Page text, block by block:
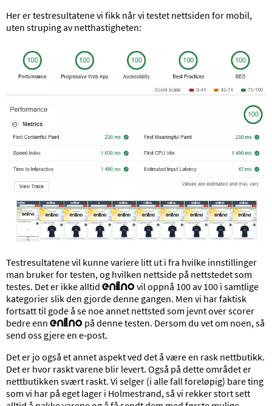
Her er testresultatene vi fikk når vi testet nettsiden for mobil,
uten struping av netthastigheten:
Testresultatene vil kunne variere litt ut i fra hvilke innstillinger
man bruker for testen, og hvilken nettside på nettstedet som
testes. Det er ikke alltid enil.no vil oppnå 100 av 100 i samtlige
kategorier slik den gjorde denne gangen. Men vi har faktisk
fortsatt til gode å se noe annet nettsted som jevnt over scorer
bedre enn enil.no på denne testen. Dersom du vet om noen, så
send oss gjere en e‑post.
Det er jo også et annet aspekt ved det å være en rask nettbutikk.
Det er hvor raskt varene blir levert. Også på dette området er
nettbutikken svært raskt. Vi selger (i alle fall foreløpig) bare ting
som vi har på eget lager i Holmestrand, så vi rekker stort sett